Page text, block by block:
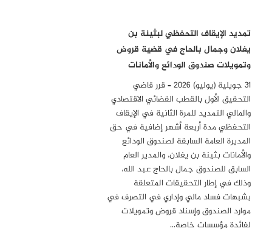
تمديد الإيقاف التحفظي لبثينة بن
يغلان وجمال بالحاج في قضية قروض
وتمويلات صندوق الودائع والأمانات
31 جويلية (يوليو) 2026 – قرر قاضي
التحقيق الأول بالقطب القضائي الاقتصادي
والمالي التمديد للمرة الثانية في الإيقاف
التحفظي مدة أربعة أشهر إضافية في حق
المديرة العامة السابقة لصندوق الودائع
والأمانات بثينة بن يغلان، والمدير العام
السابق للصندوق جمال بالحاج عبد الله،
وذلك في إطار التحقيقات المتعلقة
بشبهات فساد مالي وإداري في التصرف في
موارد الصندوق وإسناد قروض وتمويلات
لفائدة مؤسسات خاصة…